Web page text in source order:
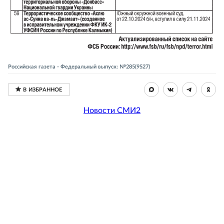
Российская газета - Федеральный выпуск: №285(9527)
Новости СМИ2